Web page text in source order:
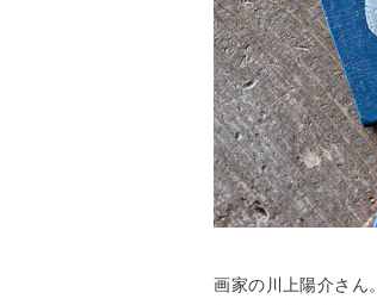
画家の川上陽介さん。